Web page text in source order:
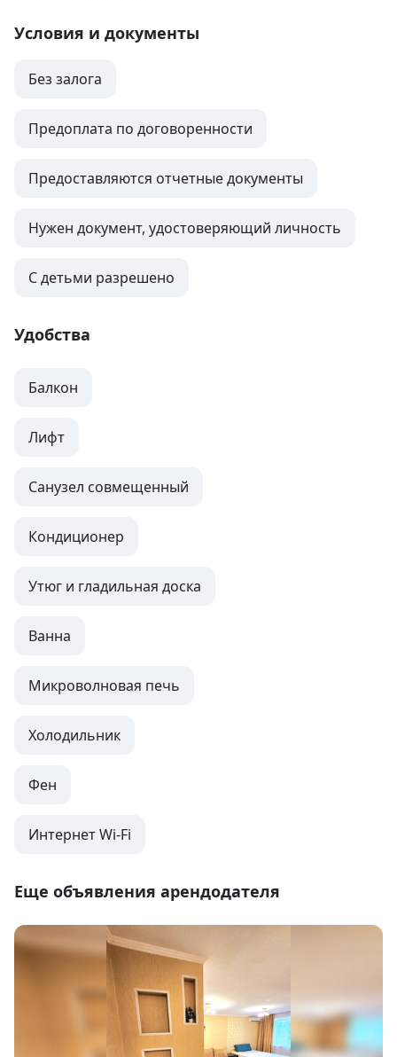
Условия и документы
Без залога
Предоплата по договоренности
Предоставляются отчетные документы
Нужен документ, удостоверяющий личность
С детьми разрешено
Удобства
Балкон
Лифт
Санузел совмещенный
Кондиционер
Утюг и гладильная доска
Ванна
Микроволновая печь
Холодильник
Фен
Интернет Wi-Fi
Еще объявления арендодателя